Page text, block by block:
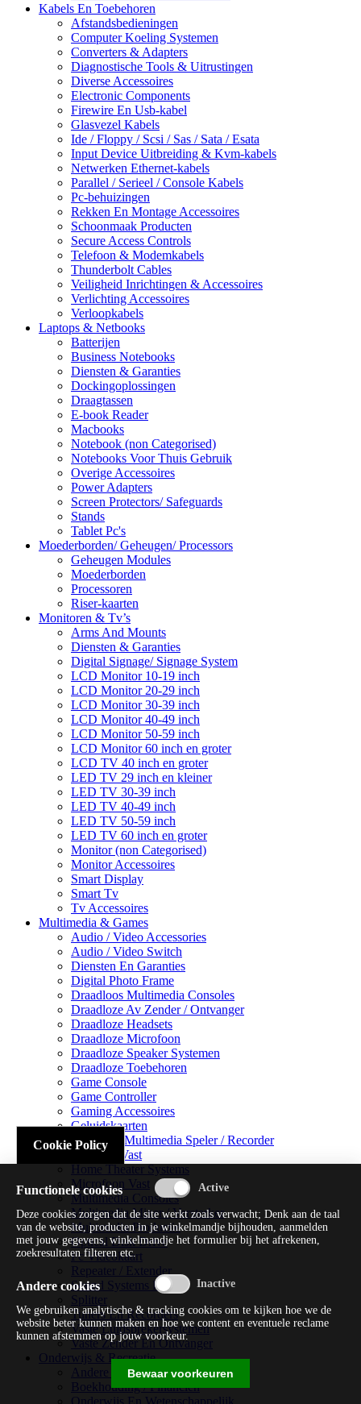
Kabels En Toebehoren
Afstandsbedieningen
Computer Koeling Systemen
Converters & Adapters
Diagnostische Tools & Uitrustingen
Diverse Accessoires
Electronic Components
Firewire En Usb-kabel
Glasvezel Kabels
Ide / Floppy / Scsi / Sas / Sata / Esata
Input Device Uitbreiding & Kvm-kabels
Netwerken Ethernet-kabels
Parallel / Serieel / Console Kabels
Pc-behuizingen
Rekken En Montage Accessoires
Schoonmaak Producten
Secure Access Controls
Telefoon & Modemkabels
Thunderbolt Cables
Veiligheid Inrichtingen & Accessoires
Verlichting Accessoires
Verloopkabels
Laptops & Netbooks
Batterijen
Business Notebooks
Diensten & Garanties
Dockingoplossingen
Draagtassen
E-book Reader
Macbooks
Notebook (non Categorised)
Notebooks Voor Thuis Gebruik
Overige Accessoires
Power Adapters
Screen Protectors/ Safeguards
Stands
Tablet Pc's
Moederborden/ Geheugen/ Processors
Geheugen Modules
Moederborden
Processoren
Riser-kaarten
Monitoren & Tv’s
Arms And Mounts
Diensten & Garanties
Digital Signage/ Signage System
LCD Monitor 10-19 inch
LCD Monitor 20-29 inch
LCD Monitor 30-39 inch
LCD Monitor 40-49 inch
LCD Monitor 50-59 inch
LCD Monitor 60 inch en groter
LCD TV 40 inch en groter
LED TV 29 inch en kleiner
LED TV 30-39 inch
LED TV 40-49 inch
LED TV 50-59 inch
LED TV 60 inch en groter
Monitor (non Categorised)
Monitor Accessoires
Smart Display
Smart Tv
Tv Accessoires
Multimedia & Games
Audio / Video Accessories
Audio / Video Switch
Diensten En Garanties
Digital Photo Frame
Draadloos Multimedia Consoles
Draadloze Av Zender / Ontvanger
Draadloze Headsets
Draadloze Microfoon
Draadloze Speaker Systemen
Draadloze Toebehoren
Game Console
Game Controller
Gaming Accessoires
Geluidskaarten
Handheld Multimedia Speler / Recorder
Headsets Vast
Home Theater Systems
Microfoon Vast
Multimedia Consoles
Multimedia Mixer / Versterker
Multimedia Productie
Optical Disk Drive
Pc Videokaart
Repeater / Extender
Sound Systems Hi-fi
Splitter
Tuners En Recorders
Vaste Luidsprekersystemen
Vaste Zender En Ontvanger
Onderwijs & Recreatie
Andere Beveiligingssoftware
Boekhouding / Financiën
Cookie Policy
Functionele cookies
Deze cookies zorgen dat de site werkt zoals verwacht; Denk aan de taal
van de website, producten in je winkelmandje bijhouden, aanmelden
met jouw gegevens, winkelmandje het formulier bij het afrekenen,
zoekresultaten filteren etc.
Andere cookies
We gebruiken analytische & tracking cookies om te kijken hoe we de
website beter kunnen maken en hoe we content en eventuele reclame
kunnen afstemmen op jouw voorkeur.
Bewaar voorkeuren